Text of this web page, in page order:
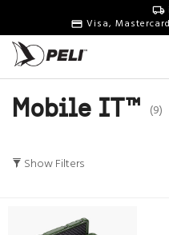
Visa,
Mobile IT™ (9)
Show Filters